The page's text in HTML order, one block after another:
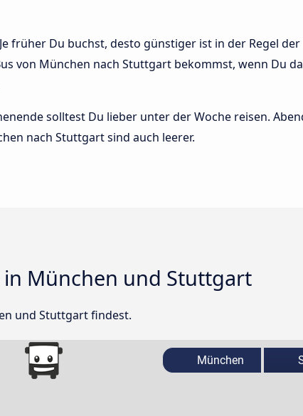
früher Du buchst, desto günstiger ist in der Regel der
von München nach Stuttgart bekommst, wenn Du
solltest Du lieber unter der Woche reisen.
nach Stuttgart sind auch leerer.
München und Stuttgart
und Stuttgart findest.
München